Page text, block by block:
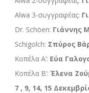
Alwa 3-συγγραφέας:
Dr. Schöen: Γιάννης
Schigolch: Σπύρος
Κοπέλα Α’: Εύα
Κοπέλα Β’:Έλενα
7 , 9, 14, 15